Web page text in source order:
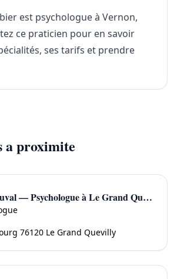
est psychologue à Vernon,
ce praticien pour en savoir
ses tarifs et prendre
a proximite
Marc Duval — Psychologue à Le Grand Quevilly
76120 Le Grand Quevilly